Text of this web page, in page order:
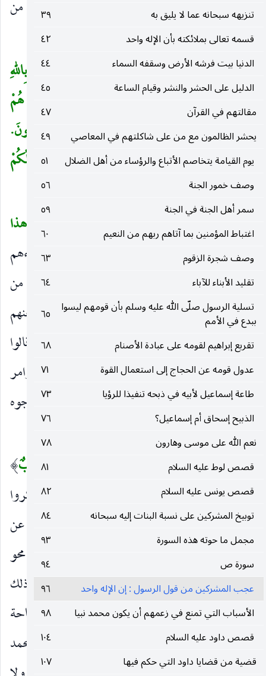
تنزيهه سبحانه عما لا يليق به
٣٩
قسمه تعالى بملائكته بأن الإله واحد
٤٢
الدنيا بيت فرشه الأرض وسقفه السماء
٤٤
الدليل على الحشر والنشر وقيام الساعة
٤٥
مقالتهم في القرآن
٤٧
يحشر الظالمون مع من على شاكلتهم في المعاصي
٤٩
يوم القيامة يتخاصم الأتباع والرؤساء من أهل الضلال
٥١
وصف خمور الجنة
٥٦
سمر أهل الجنة في الجنة
٥٩
اغتباط المؤمنين بما آتاهم ربهم من النعيم
٦٠
وصف شجرة الزقوم
٦٣
تقليد الأبناء للآباء
٦٤
تسلية الرسول صلّى الله عليه وسلم بأن قومهم ليسوا
ببدع في الأمم
٦٥
تقريع إبراهيم لقومه على عبادة الأصنام
٦٨
عدول قومه عن الحجاج إلى استعمال القوة
٧١
طاعة إسماعيل لأبيه في ذبحه تنفيذا للرؤيا
٧٣
الذبيح إسحاق أم إسماعيل؟
٧٦
نعم الله على موسى وهارون
٧٨
قصص لوط عليه السلام
٨١
قصص يونس عليه السلام
٨٢
توبيخ المشركين على نسبة البنات إليه سبحانه
٨٤
مجمل ما حوته هذه السورة
٩٣
سورة ص
٩٤
عجب المشركين من قول الرسول : إن الإله واحد
٩٦
الأسباب التي تمنع في زعمهم أن يكون محمد نبيا
٩٨
قصص داود عليه السلام
١٠٤
قضية من قضايا داود التي حكم فيها
١٠٧
الأوان وحل البأس ، فليس الوقت وقت فرار وهرب من
العقاب.
ونحو الآية قوله : «فَلَمَّا رَأَوْا بَأْسَنا قالُوا آمَنَّا بِاللهِ
وَحْدَهُ » وقوله « حَتَّى إِذا أَخَذْنا مُتْرَفِيهِمْ بِالْعَذابِ إِذا هُمْ
يَجْأَرُونَ» وقوله «فَلَمَّا أَحَسُّوا بَأْسَنا إِذا هُمْ مِنْها يَرْكُضُونَ.
لا تَرْكُضُوا وَارْجِعُوا إِلى ما أُتْرِفْتُمْ فِيهِ وَمَساكِنِكُمْ لَعَلَّكُمْ
تُسْئَلُونَ».
وَعَجِبُوا أَنْ جاءَهُمْ مُنْذِرٌ مِنْهُمْ وَقالَ الْكافِرُونَ هذا
ساحِرٌ كَذَّابٌ) أي وما كان أشد تعجبهم حين جاءهم
بشر مثلهم يدّعى النبوة ويدعو إلى الله وليس له من
الصفات الباطنة والظاهرة في زعمهم ما يجعله يمتاز عنهم
ويختص بهذا المنصب وتلك المنزلة الرفيعة ، ومن ثم قالوا
ما هو إلا خدّاع كذاب فيما ينسبه إلى الله من الأوامر
والنواهي ، ثم ذكر شبهتهم فى إثبات كذبه من وجوه
ثلاثة :
(١)
(أَجَعَلَ الْآلِهَةَ إِلهاً واحِداً إِنَّ هذا لَشَيْءٌ عُجابٌ)
أي أزعم أن المعبود إله واحد لا إله إلا هو؟ وقد أنكروا
ذلك وتعجبوا من ترك الشرك بالله ، من أجل أنهم تلقوا عن
آبائهم عبادة الأوثان وأشربته قلوبهم ، فلما دعاهم إلى محو
ذلك من قلوبهم وإفراد الإله بالوحدانية أعظموا ذلك
وتعجبوا منه وقالوا إن آباءهم على كثرتهم ورجاحة
عقولهم لا يعقل أن يكونوا جاهلين مبطلين ويكون محمد